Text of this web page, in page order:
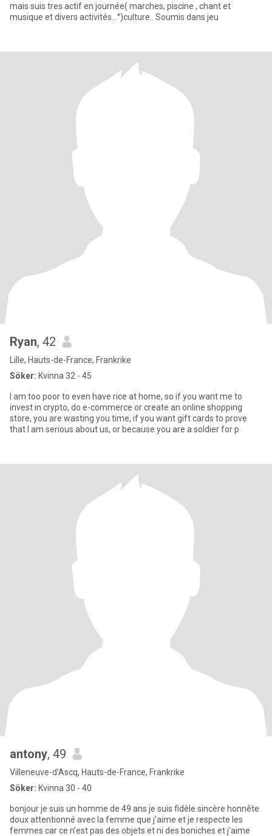
mais suis tres actif en journée( marches, piscine , chant et
musique et divers activités...°)culture.. Soumis dans jeu
Ryan, 42
Lille, Hauts-de-France, Frankrike
Söker: Kvinna 32 - 45
I am too poor to even have rice at home, so if you want me to
invest in crypto, do e-commerce or create an online shopping
store, you are wasting you time, if you want gift cards to prove
that I am serious about us, or because you are a soldier for p
antony, 49
Villeneuve-d'Ascq, Hauts-de-France, Frankrike
Söker: Kvinna 30 - 40
bonjour je suis un homme de 49 ans je suis fidèle sincère honnête
doux attentionné avec la femme que j'aime et je respecte les
femmes car ce n'est pas des objets et ni des boniches et j'aime